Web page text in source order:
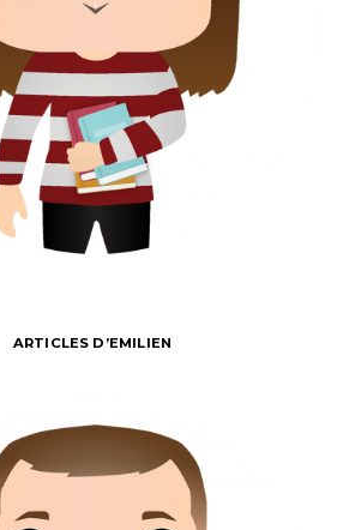
ARTICLES D’EMILIEN